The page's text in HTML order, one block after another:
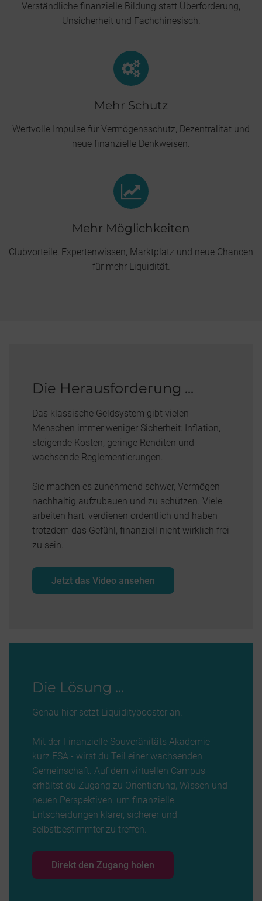
Verständliche finanzielle Bildung statt Überforderung,
Unsicherheit und Fachchinesisch.
Mehr Schutz
Wertvolle Impulse für Vermögensschutz, Dezentralität und
neue finanzielle Denkweisen.
Mehr Möglichkeiten
Clubvorteile, Expertenwissen, Marktplatz und neue Chancen
für mehr Liquidität.
Die Herausforderung ...
Das klassische Geldsystem gibt vielen
Menschen immer weniger Sicherheit: Inflation,
steigende Kosten, geringe Renditen und
wachsende Reglementierungen.
Sie machen es zunehmend schwer, Vermögen
nachhaltig aufzubauen und zu schützen. Viele
arbeiten hart, verdienen ordentlich und haben
trotzdem das Gefühl, finanziell nicht wirklich frei
zu sein.
Jetzt das Video ansehen
Die Lösung ...
Genau hier setzt Liquiditybooster an.
Mit der Finanzielle Souveränitäts Akademie -
kurz FSA - wirst du Teil einer wachsenden
Gemeinschaft. Auf dem virtuellen Campus
erhältst du Zugang zu Orientierung, Wissen und
neuen Perspektiven, um finanzielle
Entscheidungen klarer, sicherer und
selbstbestimmter zu treffen.
Direkt den Zugang holen